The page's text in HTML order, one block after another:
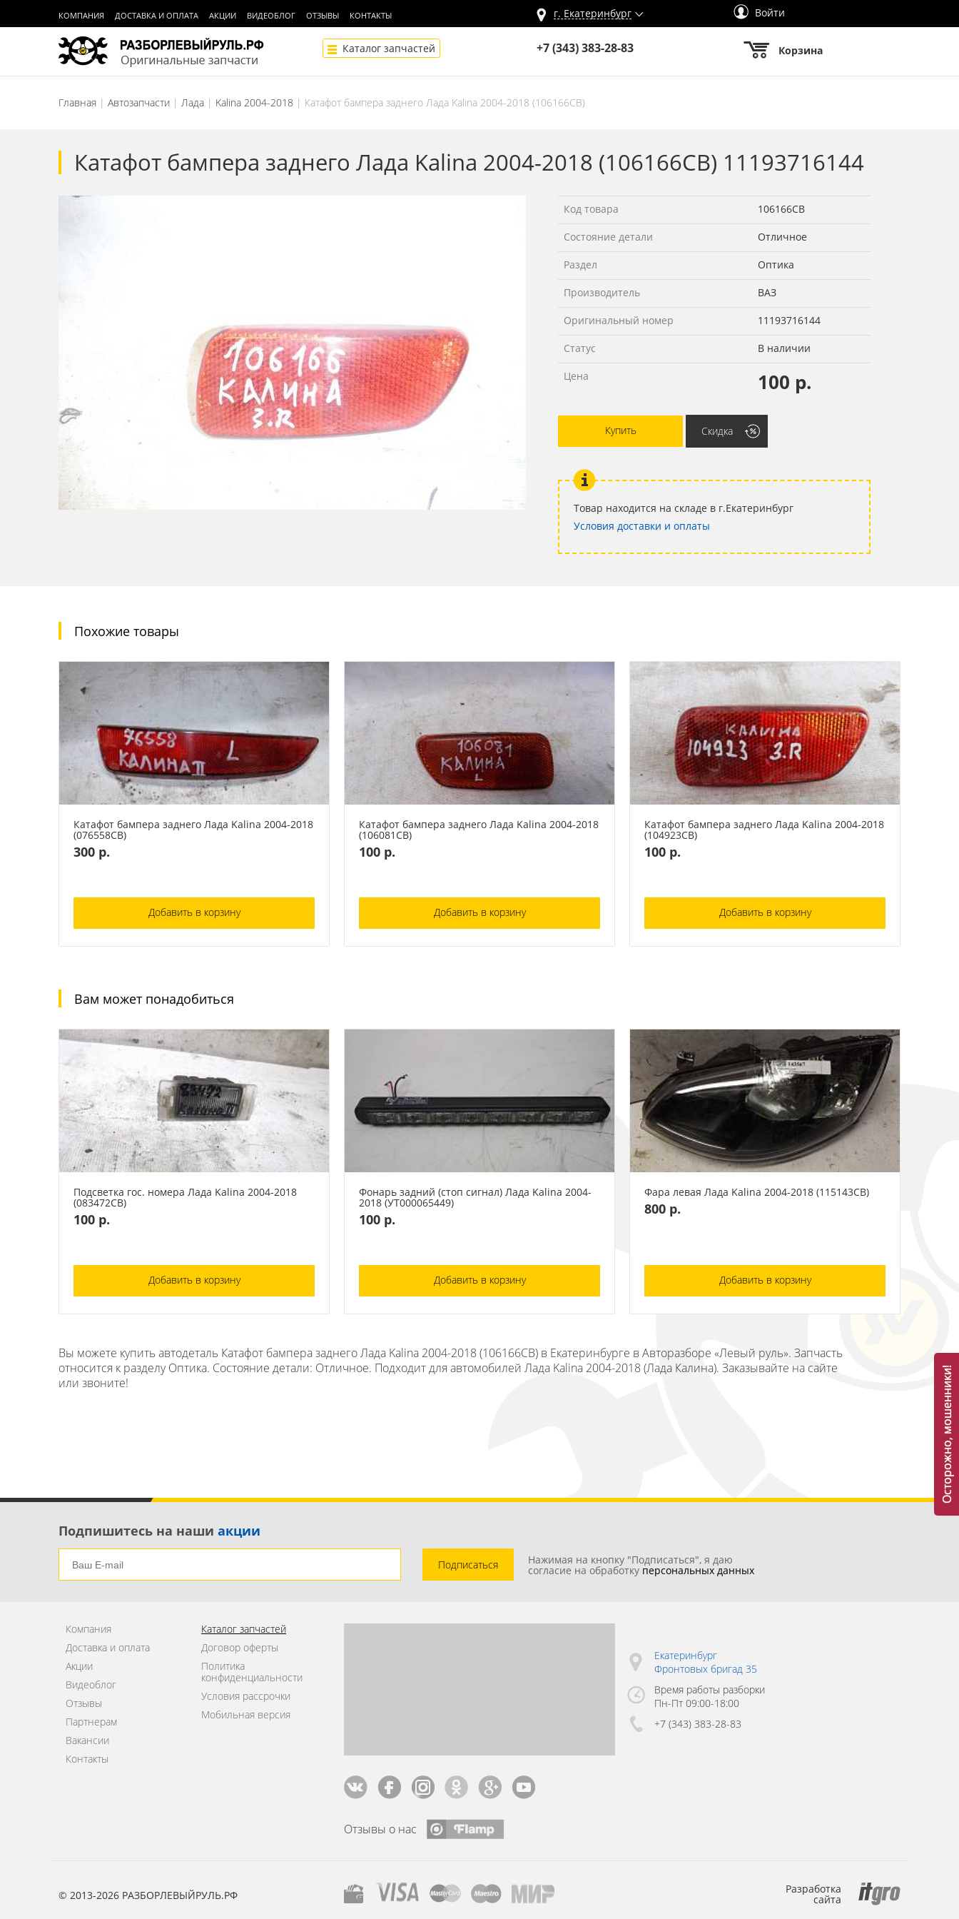
КОМПАНИЯ ДОСТАВКА И ОПЛАТА АКЦИИ ВИДЕОБЛОГ ОТЗЫВЫ КОНТАКТЫ г. Екатеринбург Войти
Каталог запчастей +7 (343) 383-28-83 Корзина
Главная Автозапчасти Лада Kalina 2004-2018 Катафот бампера заднего Лада Kalina 2004-2018 (106166СВ)
Катафот бампера заднего Лада Kalina 2004-2018 (106166СВ) 11193716144
Код товара 106166СВ
Состояние детали Отличное
Раздел Оптика
Производитель ВАЗ
Оригинальный номер 11193716144
Статус В наличии
Цена 100 р.
Купить Скидка
Товар находится на складе в г.Екатеринбург
Условия доставки и оплаты
Похожие товары
Катафот бампера заднего Лада Kalina 2004-2018
(076558СВ)
300 р.
Добавить в корзину
Катафот бампера заднего Лада Kalina 2004-2018
(106081СВ)
100 р.
Добавить в корзину
Катафот бампера заднего Лада Kalina 2004-2018
(104923СВ)
100 р.
Добавить в корзину
Вам может понадобиться
Подсветка гос. номера Лада Kalina 2004-2018
(083472СВ)
100 р.
Добавить в корзину
Фонарь задний (стоп сигнал) Лада Kalina 2004-
2018 (УТ000065449)
100 р.
Добавить в корзину
Фара левая Лада Kalina 2004-2018 (115143СВ)
800 р.
Добавить в корзину
Вы можете купить автодеталь Катафот бампера заднего Лада Kalina 2004-2018 (106166СВ) в Екатеринбурге в Авторазборе «Левый руль». Запчасть
относится к разделу Оптика. Состояние детали: Отличное. Подходит для автомобилей Лада Kalina 2004-2018 (Лада Калина). Заказывайте на сайте
или звоните!
Подпишитесь на наши акции
Подписаться Нажимая на кнопку "Подписаться", я даю
согласие на обработку персональных данных
Компания
Доставка и оплата
Акции
Видеоблог
Отзывы
Партнерам
Вакансии
Контакты
Каталог запчастей
Договор оферты
Политика
конфиденциальности
Условия рассрочки
Мобильная версия
Отзывы о нас
Екатеринбург
Фронтовых бригад 35
Время работы разборки
Пн-Пт 09:00-18:00
+7 (343) 383-28-83
© 2013-2026 РАЗБОРЛЕВЫЙРУЛЬ.РФ Разработка
сайта
Осторожно, мошенники!